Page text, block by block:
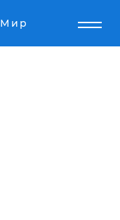
Мир